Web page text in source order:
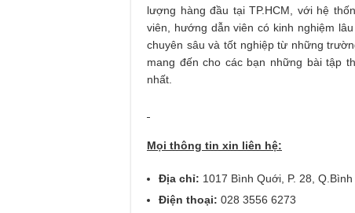
lượng hàng đầu tại TP.HCM, với hệ
viên, hướng dẫn viên có kinh nghiệm
chuyên sâu và tốt nghiệp từ những
mang đến cho các bạn những bài tập
nhất.
Mọi thông tin xin liên hệ:
Địa chỉ: 1017 Bình Quới, P. 28,
Điện thoại: 028 3556 6273